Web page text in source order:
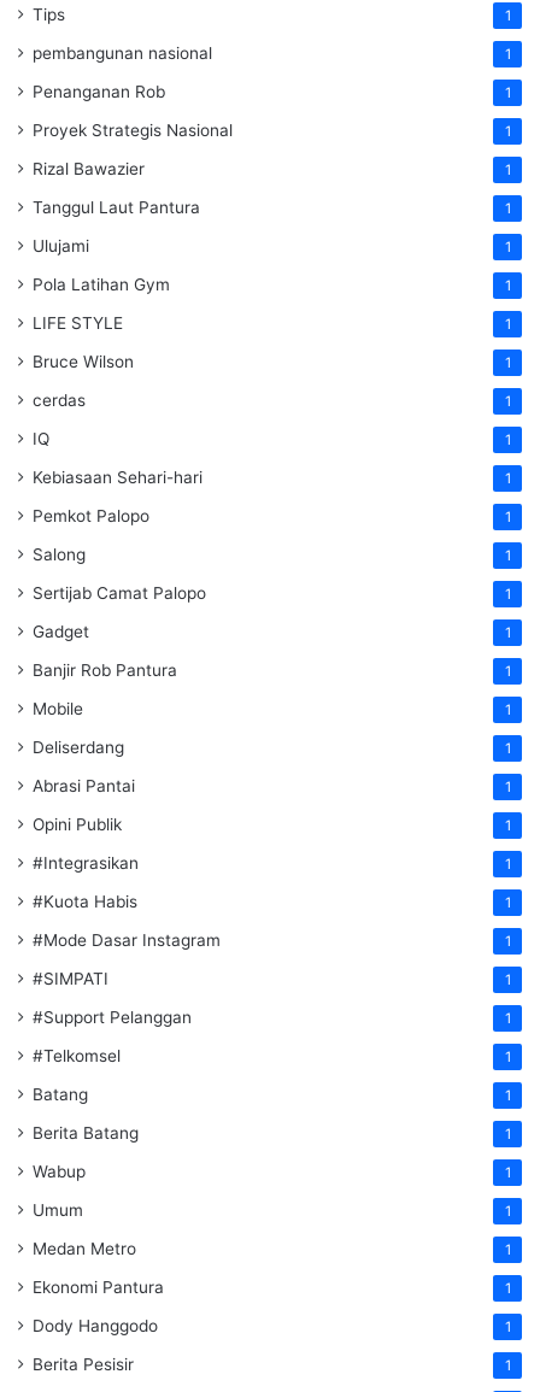
Tips 1
pembangunan nasional 1
Penanganan Rob 1
Proyek Strategis Nasional 1
Rizal Bawazier 1
Tanggul Laut Pantura 1
Ulujami 1
Pola Latihan Gym 1
LIFE STYLE 1
Bruce Wilson 1
cerdas 1
IQ 1
Kebiasaan Sehari-hari 1
Pemkot Palopo 1
Salong 1
Sertijab Camat Palopo 1
Gadget 1
Banjir Rob Pantura 1
Mobile 1
Deliserdang 1
Abrasi Pantai 1
Opini Publik 1
#Integrasikan 1
#Kuota Habis 1
#Mode Dasar Instagram 1
#SIMPATI 1
#Support Pelanggan 1
#Telkomsel 1
Batang 1
Berita Batang 1
Wabup 1
Umum 1
Medan Metro 1
Ekonomi Pantura 1
Dody Hanggodo 1
Berita Pesisir 1